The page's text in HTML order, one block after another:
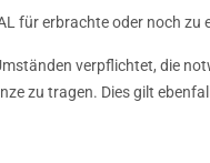
für erbrachte oder noch
verpflichtet, die
zu tragen. Dies gilt